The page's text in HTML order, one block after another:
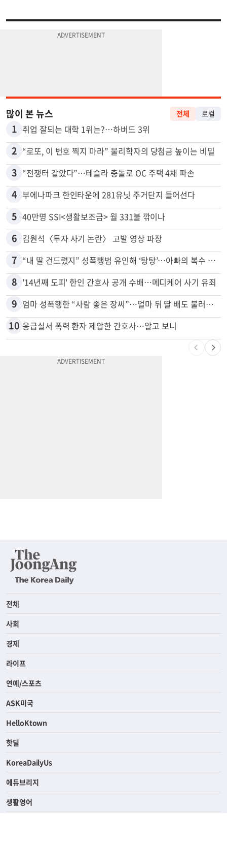
많이 본 뉴스
1 취업 잘되는 대학 1위는?…하버드 3위
2 “로또, 이 번호 찍지 마라” 물리학자의 당첨금 높이는 비밀
3 “전쟁터 같았다”…테슬라 충돌로 OC 주택 4채 파손
4 부에나파크 한인타운에 281유닛 주거단지 들어선다
5 40만명 SSI<생활보조금> 월 331불 깎이나
6 김원석〈투자 사기 논란〉 고발 영상 파장
7 “내 딸 건드렸지” 성폭행범 유인해 ‘탕탕’…아빠의 복수 결말
8 '14년째 도피' 한인 간호사 공개 수배…메디케어 사기 유죄
9
전체
사회
경제
라이프
연예/스포츠
ASK미국
HelloKtown
핫딜
KoreaDailyUs
에듀브리지